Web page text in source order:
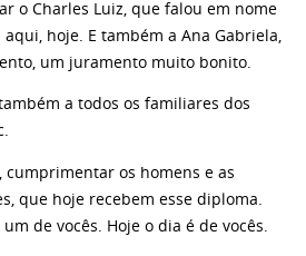
o Charles Luiz, que falou em nome
hoje. E também a Ana Gabriela,
um juramento muito bonito.
a todos os familiares dos
cumprimentar os homens e as
que hoje recebem esse diploma.
de vocês. Hoje o dia é de vocês.